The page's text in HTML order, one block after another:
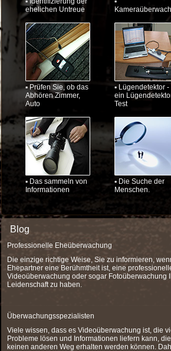
ehelichen Untreue
▪ Prüfen Sie, ob das
Abhören Zimmer,
Auto
▪ Lügendetektor -
ein
Test
▪ Das sammeln von
Informationen
▪ Die Suche der
Menschen.
Blog
Professionelle Eheüberwachung
Die einzige richtige Weise, Sie zu informieren,
Ehepartner eine Berühmtheit ist, eine
Videoüberwachung oder sogar Fotoüberwachung
Leidenschaft zu haben.
Überwachungsspezialisten
Viele wissen, dass es Videoüberwachung ist, die
Probleme lösen und Informationen liefern kann,
keinen anderen Weg erhalten werden können.